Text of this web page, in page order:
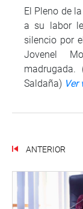
El Pleno de
a su labor
silencio por
Jovenel
madrugada.
Saldaña) Ver
ANTERIOR